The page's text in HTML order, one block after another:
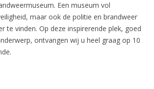
Een museum vol
maar ook de politie en brandweer
te vinden. Op deze inspirerende plek, goed
ontvangen wij u heel graag op 10